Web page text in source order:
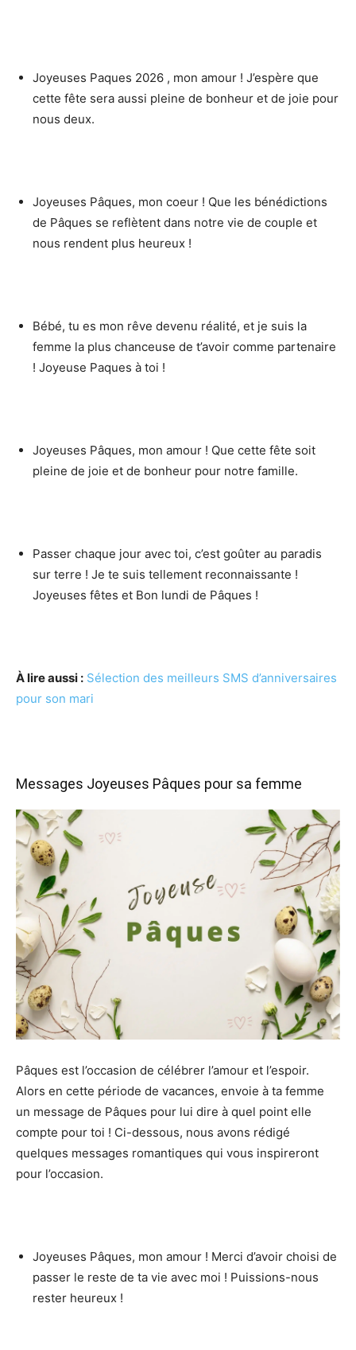
Joyeuses Paques 2026 , mon amour ! J’espère que
cette fête sera aussi pleine de bonheur et de joie pour
nous deux.
Joyeuses Pâques, mon coeur ! Que les bénédictions
de Pâques se reflètent dans notre vie de couple et
nous rendent plus heureux !
Bébé, tu es mon rêve devenu réalité, et je suis la
femme la plus chanceuse de t’avoir comme partenaire
! Joyeuse Paques à toi !
Joyeuses Pâques, mon amour ! Que cette fête soit
pleine de joie et de bonheur pour notre famille.
Passer chaque jour avec toi, c’est goûter au paradis
sur terre ! Je te suis tellement reconnaissante !
Joyeuses fêtes et Bon lundi de Pâques !
À lire aussi : Sélection des meilleurs SMS d’anniversaires
pour son mari
Messages Joyeuses Pâques pour sa femme
Pâques est l’occasion de célébrer l’amour et l’espoir.
Alors en cette période de vacances, envoie à ta femme
un message de Pâques pour lui dire à quel point elle
compte pour toi ! Ci-dessous, nous avons rédigé
quelques messages romantiques qui vous inspireront
pour l’occasion.
Joyeuses Pâques, mon amour ! Merci d’avoir choisi de
passer le reste de ta vie avec moi ! Puissions-nous
rester heureux !